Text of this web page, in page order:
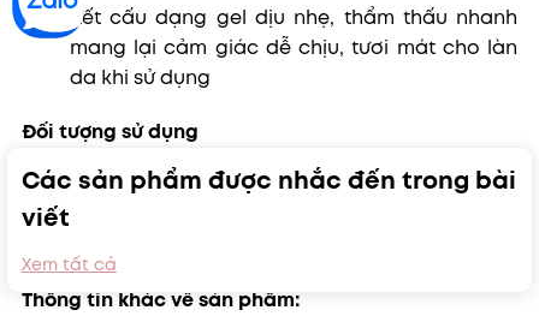
Kết cấu dạng gel dịu nhẹ, thẩm thấu nhanh
mang lại cảm giác dễ chịu, tươi mát cho làn
da khi sử dụng
Đối tượng sử dụng
Kem chống nắng A'pieu Every Sunday Cream thích
hợp sử dụng hằng ngày kể cả khi trang điểm hoặc
Thông tin khác về sản phẩm:
Các sản phẩm được nhắc đến trong bài
viết
Xem tất cả